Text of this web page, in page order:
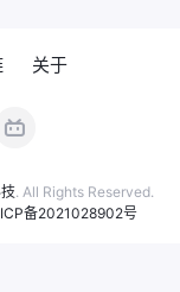
方法 系统工程 是
术 系统工程 是
关于
. All Rights Reserved.
备2021028902号